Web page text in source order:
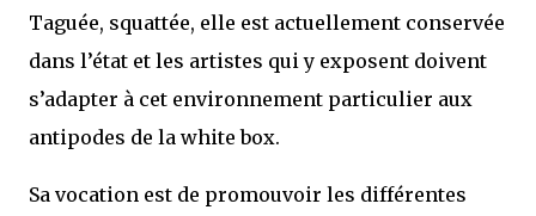
Taguée, squattée, elle est actuellement conservée
dans l’état et les artistes qui y exposent doivent
s’adapter à cet environnement particulier aux
antipodes de la white box.
Sa vocation est de promouvoir les différentes